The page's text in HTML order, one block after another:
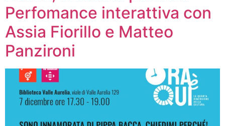
Perfomance interattiva con
Assia Fiorillo e Matteo
Panzironi